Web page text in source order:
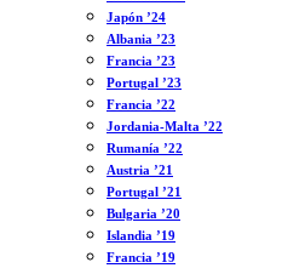
Japón ’24
Albania ’23
Francia ’23
Portugal ’23
Francia ’22
Jordania-Malta ’22
Rumanía ’22
Austria ’21
Portugal ’21
Bulgaria ’20
Islandia ’19
Francia ’19